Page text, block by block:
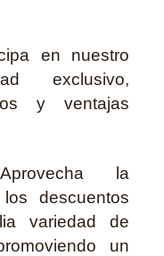
en nuestro
exclusivo,
y ventajas
la
descuentos
variedad de
un